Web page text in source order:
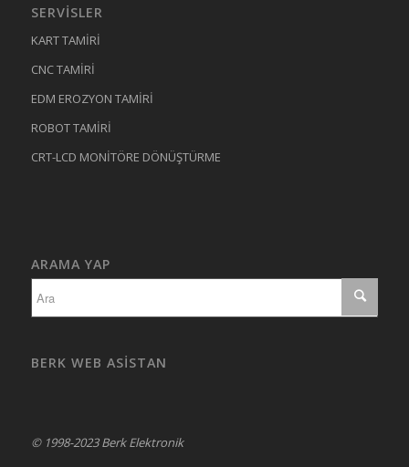
SERVISLER
KART TAMİRİ
CNC TAMİRİ
EDM EROZYON TAMİRİ
ROBOT TAMİRİ
CRT-LCD MONİTÖRE DÖNÜŞTÜRME
ARAMA YAP
BERK WEB ASISTAN
© 1998-2023 Berk Elektronik